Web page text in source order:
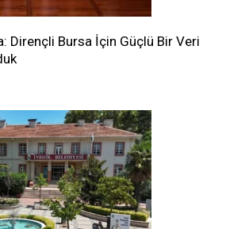
Dirençli Bursa İçin Güçlü Bir Veri